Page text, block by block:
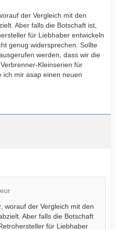
der Vergleich mit den
Aber falls die Botschaft ist,
für Liebhaber entwickeln
genug widersprechen. Sollte
werden, dass wir die
Kleinserien für
ich mir asap einen neuen
worauf der Vergleich mit den
Aber falls die Botschaft
für Liebhaber